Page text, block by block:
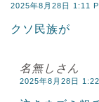
2025年8月28日 1:11
クソ民族が
名無しさん
2025年8月28日